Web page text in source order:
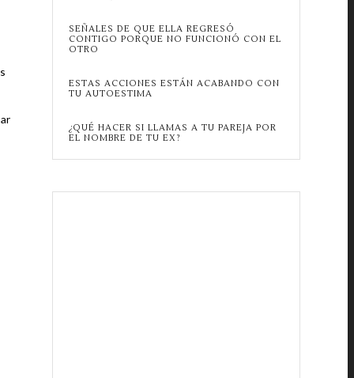
SEÑALES DE QUE ELLA REGRESÓ
CONTIGO PORQUE NO FUNCIONÓ CON EL
OTRO
ESTAS ACCIONES ESTÁN ACABANDO CON
TU AUTOESTIMA
¿QUÉ HACER SI LLAMAS A TU PAREJA POR
EL NOMBRE DE TU EX?